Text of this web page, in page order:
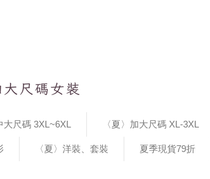
尺碼 3XL~6XL 〈夏〉加大尺碼 XL-3XL
〈夏〉洋裝、套裝 夏季現貨79折